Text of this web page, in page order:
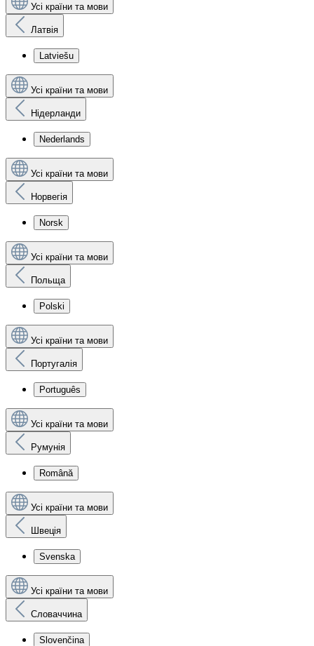
Усі країни та мови
Латвія
Latviešu
Усі країни та мови
Нідерланди
Nederlands
Усі країни та мови
Норвегія
Norsk
Усі країни та мови
Польща
Polski
Усі країни та мови
Португалія
Português
Усі країни та мови
Румунія
Română
Усі країни та мови
Швеція
Svenska
Усі країни та мови
Словаччина
Slovenčina